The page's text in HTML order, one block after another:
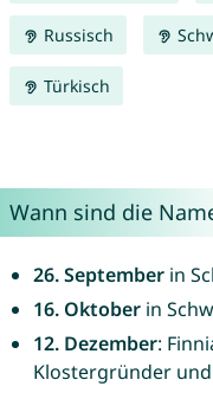
Russisch
Türkisch
Wann sind die
26. Septemberin
16. Oktoberin
12. Dezember:
Klostergründer und